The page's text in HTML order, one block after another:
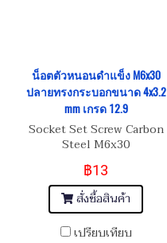
น็อตตัวหนอนดำแข็ง M6x30
ปลายทรงกระบอกขนาด 4x3.2
mm เกรด 12.9
Socket Set Screw Carbon
Steel M6x30
฿13
สั่งซื้อสินค้า
เปรียบเทียบ